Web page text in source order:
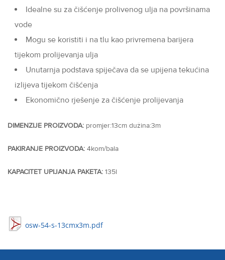
Idealne su za čišćenje prolivenog ulja na površinama
vode
Mogu se koristiti i na tlu kao privremena barijera
tijekom prolijevanja ulja
Unutarnja podstava spiječava da se upijena tekućina
izlijeva tijekom čišćenja
Ekonomično rješenje za čišćenje prolijevanja
DIMENZIJE PROIZVODA: promjer:13cm dužina:3m
PAKIRANJE PROIZVODA: 4kom/bala
KAPACITET UPIJANJA PAKETA: 135l
osw-54-s-13cmx3m.pdf